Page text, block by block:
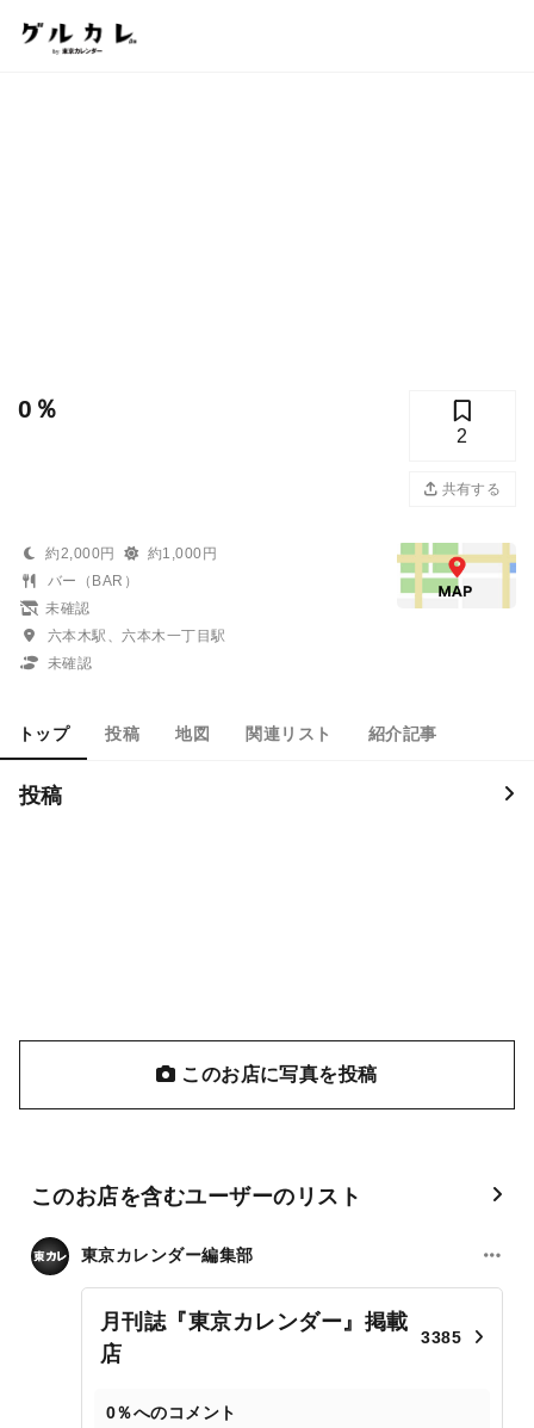
0％
2
共有する
約2,000円
約1,000円
バー（BAR）
未確認
六本木駅、六本木一丁目駅
未確認
トップ 投稿 地図 関連リスト 紹介記事
投稿
このお店に写真を投稿
このお店を含むユーザーのリスト
東京カレンダー編集部
月刊誌『東京カレンダー』掲載
店
3385
0％へのコメント